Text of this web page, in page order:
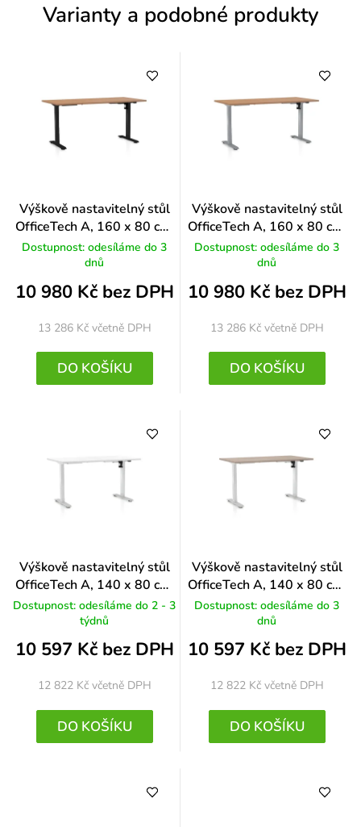
Varianty a podobné produkty
Výškově nastavitelný stůl
OfficeTech A, 160 x 80 cm,
černá podnož, buk
Dostupnost: odesíláme do 3
dnů
10 980 Kč bez DPH
13 286 Kč včetně DPH
DO KOŠÍKU
Výškově nastavitelný stůl
OfficeTech A, 160 x 80 cm,
šedá podnož, buk
Dostupnost: odesíláme do 3
dnů
10 980 Kč bez DPH
13 286 Kč včetně DPH
DO KOŠÍKU
Výškově nastavitelný stůl
OfficeTech A, 140 x 80 cm,
bílá podnož, bílá
Dostupnost: odesíláme do 2 - 3
týdnů
10 597 Kč bez DPH
12 822 Kč včetně DPH
DO KOŠÍKU
Výškově nastavitelný stůl
OfficeTech A, 140 x 80 cm,
bílá podnož, dub
Dostupnost: odesíláme do 3
dnů
10 597 Kč bez DPH
12 822 Kč včetně DPH
DO KOŠÍKU